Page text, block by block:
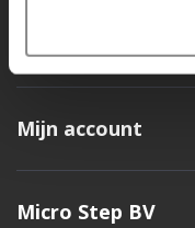
Mijn account
Micro Step BV